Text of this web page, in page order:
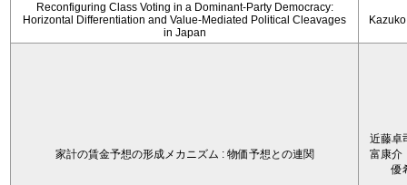
Reconfiguring Class Voting in a Dominant-Party Democracy:
Horizontal Differentiation and Value-Mediated Political Cleavages
in Japan
家計の賃金予想の形成メカニズム : 物価予想との連関
近藤卓
富康介
優